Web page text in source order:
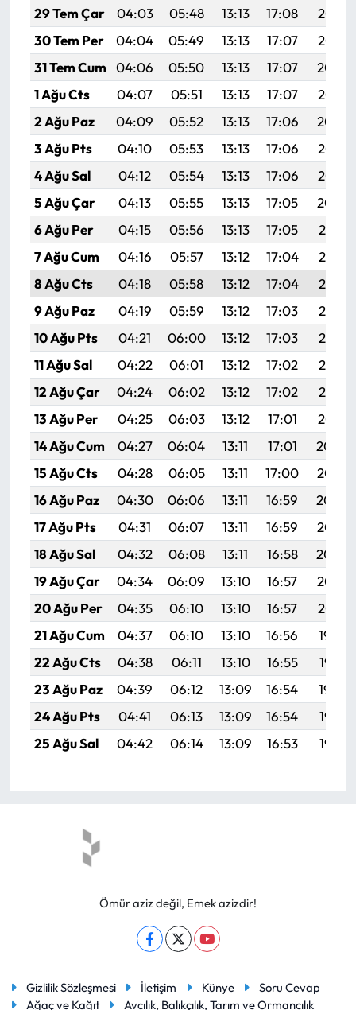
29 Tem Çar
04:03 05:48 13:13 17:08
20:28
30 Tem Per
04:04 05:49 13:13 17:07
20:27
31 Tem Cum
04:06 05:50 13:13 17:07
20:26
1 Ağu Cts
04:07 05:51 13:13 17:07
20:25
2 Ağu Paz
04:09 05:52 13:13 17:06
20:24
3 Ağu Pts
04:10 05:53 13:13 17:06
20:23
4 Ağu Sal
04:12 05:54 13:13 17:06
20:22
5 Ağu Çar
04:13 05:55 13:13 17:05
20:20
6 Ağu Per
04:15 05:56 13:13 17:05
20:19
7 Ağu Cum
04:16 05:57 13:12 17:04
20:18
8 Ağu Cts
04:18 05:58 13:12 17:04
20:17
9 Ağu Paz
04:19 05:59 13:12 17:03
20:16
10 Ağu Pts
04:21 06:00 13:12 17:03
20:14
11 Ağu Sal
04:22 06:01 13:12 17:02
20:13
12 Ağu Çar
04:24 06:02 13:12 17:02
20:12
13 Ağu Per
04:25 06:03 13:12 17:01
20:10
14 Ağu Cum
04:27 06:04 13:11 17:01
20:09
15 Ağu Cts
04:28 06:05 13:11 17:00
20:08
16 Ağu Paz
04:30 06:06 13:11 16:59
20:06
17 Ağu Pts
04:31 06:07 13:11 16:59
20:05
18 Ağu Sal
04:32 06:08 13:11 16:58
20:04
19 Ağu Çar
04:34 06:09 13:10 16:57
20:02
20 Ağu Per
04:35 06:10 13:10 16:57
20:01
21 Ağu Cum
04:37 06:10 13:10 16:56
19:59
22 Ağu Cts
04:38 06:11 13:10 16:55
19:58
23 Ağu Paz
04:39 06:12 13:09 16:54
19:56
24 Ağu Pts
04:41 06:13 13:09 16:54
19:55
25 Ağu Sal
04:42 06:14 13:09 16:53 19:53
Ömür aziz değil, Emek azizdir!
Gizlilik Sözleşmesi İletişim Künye
Soru Cevap
Ağaç ve Kağıt
Avcılık, Balıkçılık, Tarım ve Ormancılık